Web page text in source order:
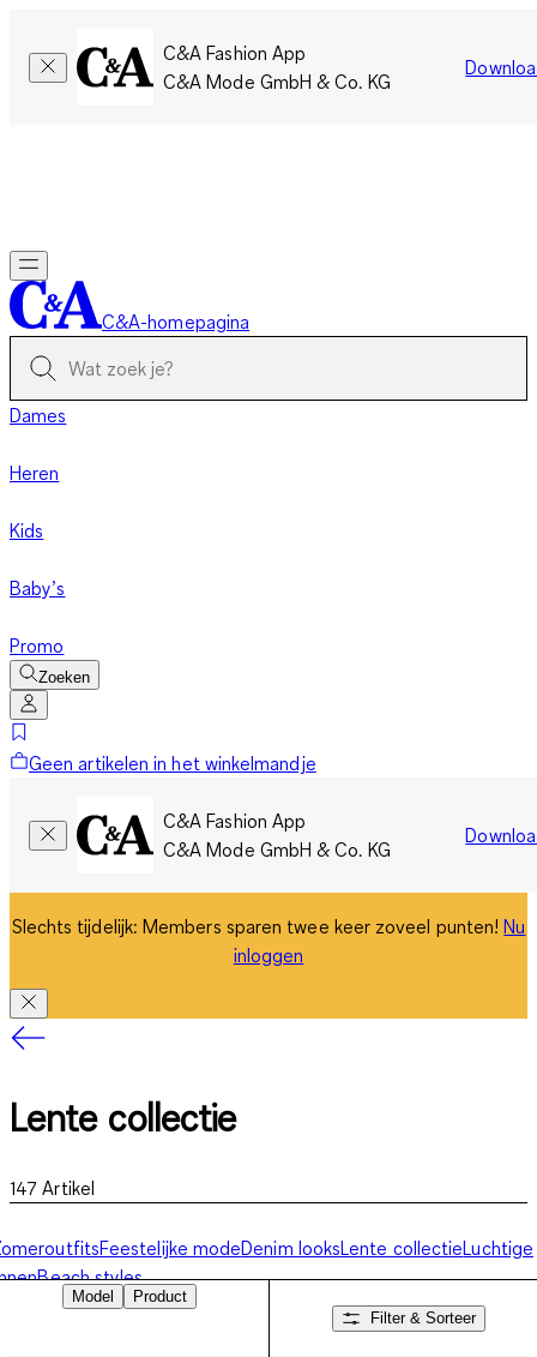
C&A Fashion App
C&A Mode GmbH & Co. KG
C&A-homepagina
Dames
Heren
Kids
Baby’s
Promo
Zoeken
Geen artikelen in het winkelmandje
C&A Fashion App
C&A Mode GmbH & Co. KG
Slechts tijdelijk: Members sparen twee keer zoveel punten!Nu
inloggen
Lente collectie
147 Artikel
Feestelijke modeDenim looksLente collectieLuchtige
Beach styles
Model
Product
Filter & Sorteer